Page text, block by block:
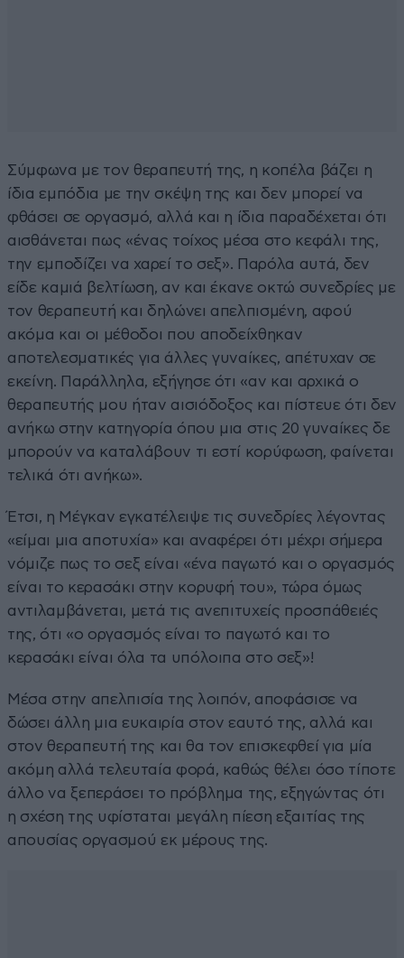
Σύμφωνα με τον θεραπευτή της, η κοπέλα βάζει η
ίδια εμπόδια με την σκέψη της και δεν μπορεί να
φθάσει σε οργασμό, αλλά και η ίδια παραδέχεται ότι
αισθάνεται πως «ένας τοίχος μέσα στο κεφάλι της,
την εμποδίζει να χαρεί το σεξ». Παρόλα αυτά, δεν
είδε καμιά βελτίωση, αν και έκανε οκτώ συνεδρίες με
τον θεραπευτή και δηλώνει απελπισμένη, αφού
ακόμα και οι μέθοδοι που αποδείχθηκαν
αποτελεσματικές για άλλες γυναίκες, απέτυχαν σε
εκείνη. Παράλληλα, εξήγησε ότι «αν και αρχικά ο
θεραπευτής μου ήταν αισιόδοξος και πίστευε ότι δεν
ανήκω στην κατηγορία όπου μια στις 20 γυναίκες δε
μπορούν να καταλάβουν τι εστί κορύφωση, φαίνεται
τελικά ότι ανήκω».
Έτσι, η Μέγκαν εγκατέλειψε τις συνεδρίες λέγοντας
«είμαι μια αποτυχία» και αναφέρει ότι μέχρι σήμερα
νόμιζε πως το σεξ είναι «ένα παγωτό και ο οργασμός
είναι το κερασάκι στην κορυφή του», τώρα όμως
αντιλαμβάνεται, μετά τις ανεπιτυχείς προσπάθειές
της, ότι «ο οργασμός είναι το παγωτό και το
κερασάκι είναι όλα τα υπόλοιπα στο σεξ»!
Μέσα στην απελπισία της λοιπόν, αποφάσισε να
δώσει άλλη μια ευκαιρία στον εαυτό της, αλλά και
στον θεραπευτή της και θα τον επισκεφθεί για μία
ακόμη αλλά τελευταία φορά, καθώς θέλει όσο τίποτε
άλλο να ξεπεράσει το πρόβλημα της, εξηγώντας ότι
η σχέση της υφίσταται μεγάλη πίεση εξαιτίας της
απουσίας οργασμού εκ μέρους της.